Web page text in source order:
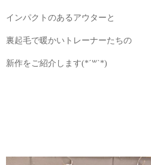
インパクトのあるアウターと
裏起毛で暖かいトレーナーたちの
新作をご紹介します(*´꒳`*)